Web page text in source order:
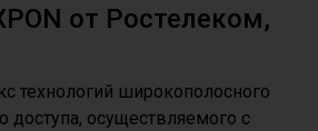
от Ростелеком,
технологий широкополосного
доступа, осуществляемого с